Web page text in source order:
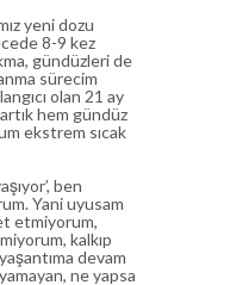
yeni dozu
8-9 kez
gündüzleri de
sürecim
olan 21 ay
hem gündüz
ekstrem sıcak
ben
Yani uyusam
etmiyorum,
kalkıp
devam
ne yapsa